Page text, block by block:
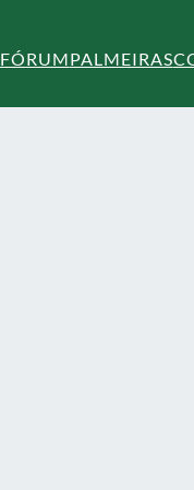
FÓRUMPALMEIRAS